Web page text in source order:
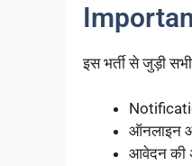
इस भर्ती से जुड़ी
ऑनलाइन
आवेदन की